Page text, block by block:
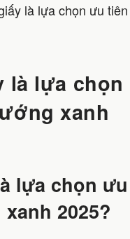
là lựa chọn ưu tiên
là lựa chọn
xanh
lựa chọn ưu
2025?